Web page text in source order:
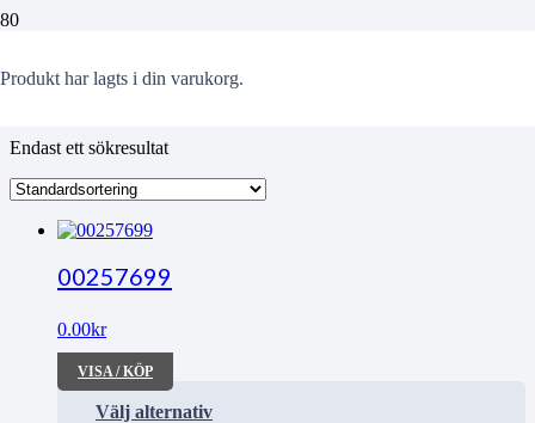
Produkt har lagts i din varukorg.
MFF-Örgryte
Endast ett sökresultat
00257699
0.00kr
VISA / KÖP
Välj alternativ